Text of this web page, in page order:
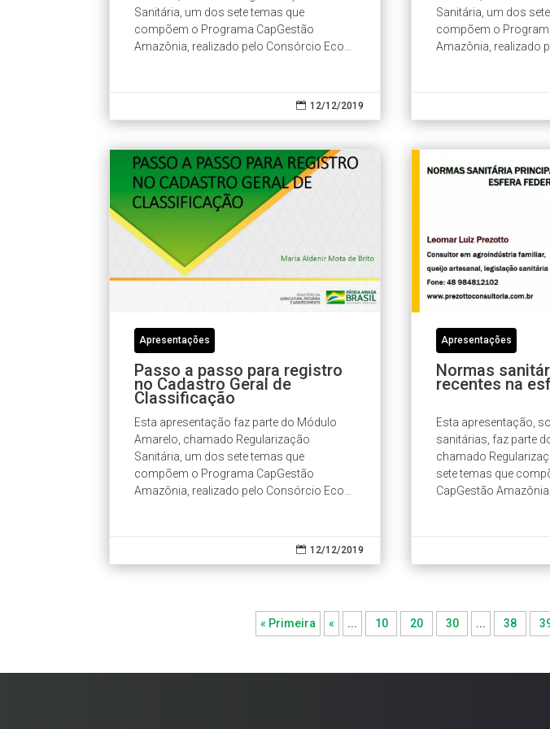
Sanitária, um dos sete temas que
compõem o Programa CapGestão
Amazônia, realizado pelo Consórcio Eco
 12/12/2019
Sanitária, um dos
compõem o
Amazônia, realizado
Apresentações
Passo a passo para registro
no Cadastro Geral de
Classificação
Esta apresentação faz parte do Módulo
Amarelo, chamado Regularização
Sanitária, um dos sete temas que
compõem o Programa CapGestão
Amazônia, realizado pelo Consórcio Eco
 12/12/2019
Apresentações
Normas
recentes na
Esta apresentação,
sanitárias, faz parte
chamado
sete temas que
CapGestão
« Primeira « ... 10 20 30 ... 38